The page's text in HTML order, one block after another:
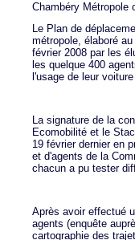
Chambéry Métropole
Le Plan de
métropole, élaboré
février 2008 par les
les quelque 400
l'usage de leur
La signature de la
Ecomobilité et le
19 février dernier en
et d'agents de la
chacun a pu tester
Après avoir effectué
agents (enquête
cartographie des